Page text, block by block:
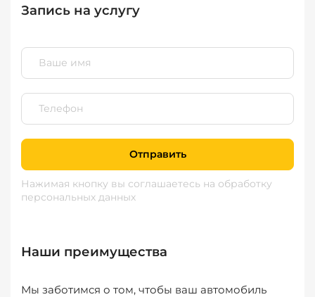
Запись на услугу
Отправить
Нажимая кнопку вы соглашаетесь на обработку
персональных данных
Наши преимущества
Мы заботимся о том, чтобы ваш автомобиль